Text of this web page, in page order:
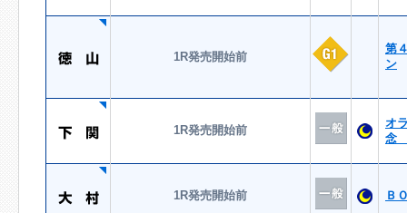
1R発売開始前
第
ン
1R発売開始前
オ
念
1R発売開始前 Ｂ